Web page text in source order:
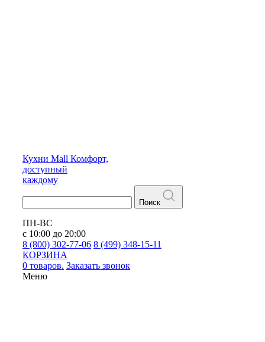
Кухни Mall Комфорт,
доступный
каждому
Поиск
ПН-ВС
с 10:00 до 20:00
8 (800) 302-77-06 8 (499) 348-15-11
КОРЗИНА
0 товаров. Заказать звонок
Меню